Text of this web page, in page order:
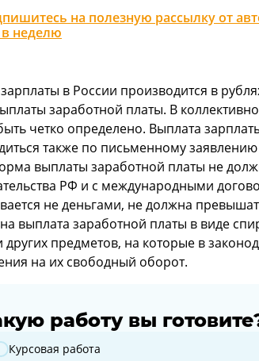
на полезную рассылку от
в неделю
в России производится в
заработной платы. В
четко определено. Выплата
также по письменному
выплаты заработной платы не
РФ и с международными
не деньгами, не должна
выплата заработной платы в виде
предметов, на которые в
на их свободный оборот.
работу вы
работу вы готовите?
Курсовая работа